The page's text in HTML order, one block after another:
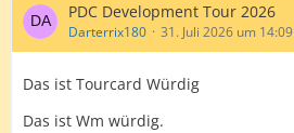
PDC Development Tour 2026
Darterrix180 31. Juli 2026 um 14:09
Das ist Tourcard Würdig
Das ist Wm würdig.